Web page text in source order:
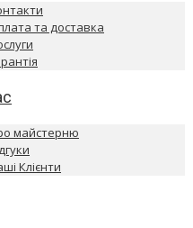
та доставка
майстерню
Клієнти